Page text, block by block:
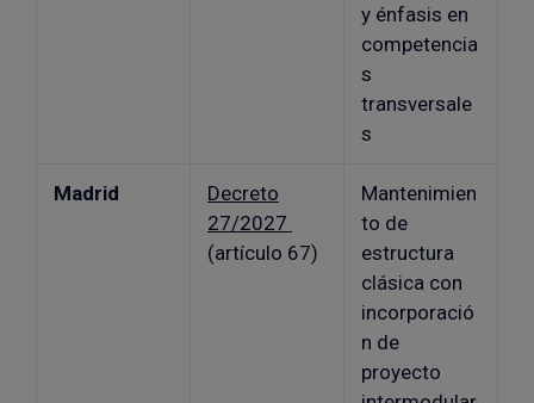
y énfasis en
competencia
s
transversale
s
Madrid
Decreto
27/2027
(artículo 67)
Mantenimien
to de
estructura
clásica con
incorporació
n de
proyecto